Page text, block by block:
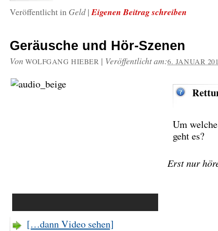
Veröffentlicht in Geld | Eigenen Beitrag schreiben
Geräusche und Hör-Szenen
Von WOLFGANG HIEBER | Veröffentlicht am:6. JANUAR
Um
geht es?
Erst nur
[…dann Video sehen]